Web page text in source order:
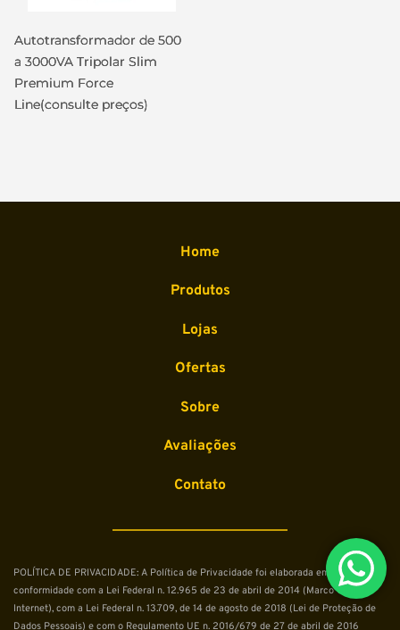
Autotransformador de 500
a 3000VA Tripolar Slim
Premium Force
Line(consulte preços)
Home
Produtos
Lojas
Ofertas
Sobre
Avaliações
Contato
POLÍTICA DE PRIVACIDADE: A Política de Privacidade foi elaborada em
conformidade com a Lei Federal n. 12.965 de 23 de abril de 2014 (Marco Civil da
Internet), com a Lei Federal n. 13.709, de 14 de agosto de 2018 (Lei de Proteção de
Dados Pessoais) e com o Regulamento UE n. 2016/679 de 27 de abril de 2016